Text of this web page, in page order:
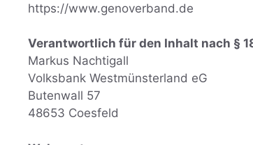
https://www.genoverband.de
Verantwortlich für den Inhalt nach §
Markus Nachtigall
Volksbank Westmünsterland eG
Butenwall 57
48653 Coesfeld